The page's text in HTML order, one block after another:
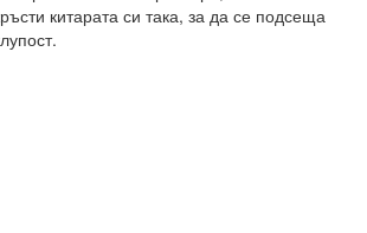
китарата си така, за да се подсеща